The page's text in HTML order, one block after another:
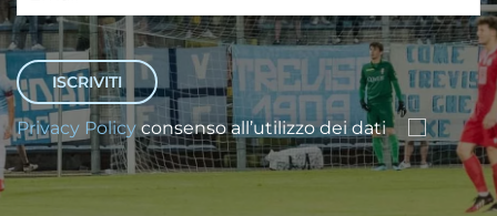
Privacy Policyconsenso all’utilizzo dei dati